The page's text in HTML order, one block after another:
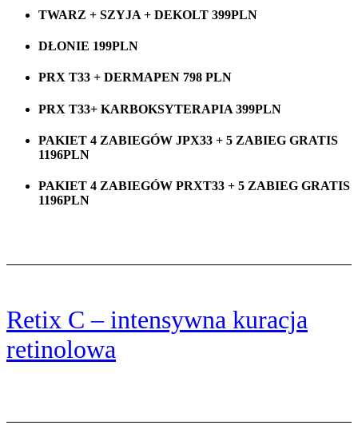
TWARZ + SZYJA + DEKOLT 399PLN
DŁONIE 199PLN
PRX T33 + DERMAPEN 798 PLN
PRX T33+ KARBOKSYTERAPIA 399PLN
PAKIET 4 ZABIEGÓW JPX33 + 5 ZABIEG GRATIS
1196PLN
PAKIET 4 ZABIEGÓW PRXT33 + 5 ZABIEG GRATIS
1196PLN
Retix C – intensywna kuracja
retinolowa